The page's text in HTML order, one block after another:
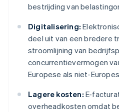
bestrijding van
Digitalisering:
deel uit van een bredere
stroomlijning van
concurrentievermogen
Europese als niet-
Lagere kosten: E-
overheadkosten omdat